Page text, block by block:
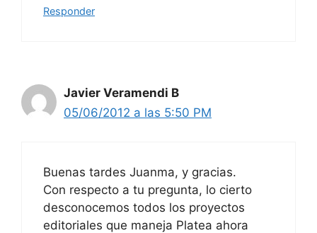
Responder
Javier Veramendi B
05/06/2012 a las 5:50 PM
Buenas tardes Juanma, y gracias.
Con respecto a tu pregunta, lo cierto
desconocemos todos los proyectos
editoriales que maneja Platea ahora